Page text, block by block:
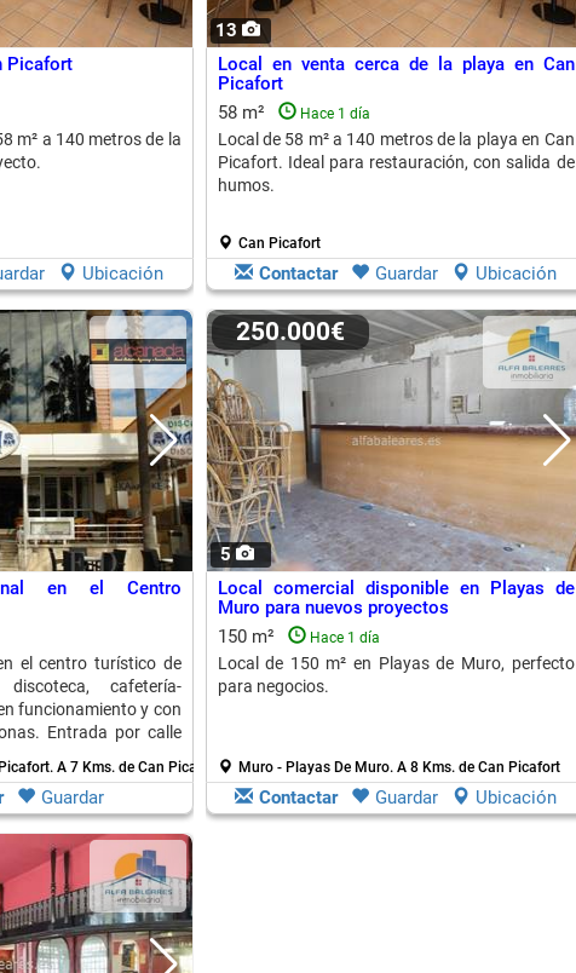
Picafort
m² a 140 metros de la
Ubicación
13
Local en venta cerca de la playa en Can
Picafort
58 m²
Hace 1 día
Local de 58 m² a 140 metros de la playa en Can
Picafort. Ideal para restauración, con salida de
humos.
Can Picafort
Contactar Guardar Ubicación
en el Centro
el centro turístico de
discoteca, cafetería-
funcionamiento y con
Entrada por calle
A 7 Kms. de Can Picafort
Guardar
5
250.000€
Local comercial disponible en Playas de
Muro para nuevos proyectos
150 m²
Hace 1 día
Local de 150 m² en Playas de Muro, perfecto
para negocios.
Muro - Playas De Muro. A 8 Kms. de Can Picafort
Contactar Guardar Ubicación